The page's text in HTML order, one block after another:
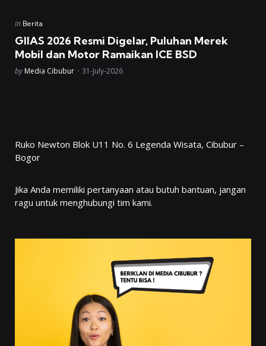
Posted
in Berita
GIIAS 2026 Resmi Digelar, Puluhan Merek
Mobil dan Motor Ramaikan ICE BSD
Posted
by Media Cibubur 31-July-2026
Ruko Newton Blok U11 No. 6 Legenda Wisata, Cibubur –
Bogor
Jika Anda memiliki pertanyaan atau butuh bantuan, jangan
ragu untuk menghubungi tim kami.